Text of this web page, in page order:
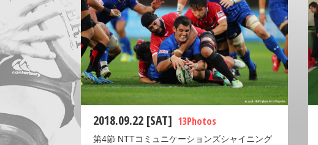
2018.09.22 [SAT] 13 Photos
第4節 NTTコミュニケーションズシャイニング